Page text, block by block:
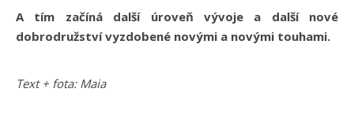
A tím začíná další úroveň vývoje a další nové
dobrodružství vyzdobené novými a novými touhami.
Text + fota: Maia